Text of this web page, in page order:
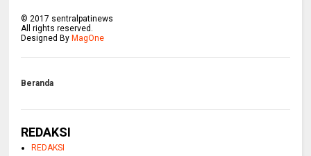
© 2017 sentralpatinews
All rights reserved.
Designed ByMagOne
Beranda
REDAKSI
REDAKSI